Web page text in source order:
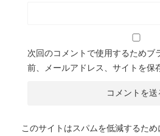
次回のコメントで使用するためブ
前、メールアドレス、サイトを保
このサイトはスパムを低減するた